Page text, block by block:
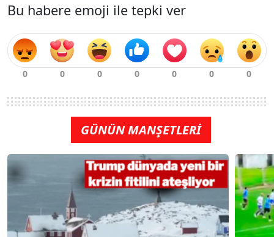
Bu habere emoji ile tepki ver
GÜNÜN MANŞETLERİ